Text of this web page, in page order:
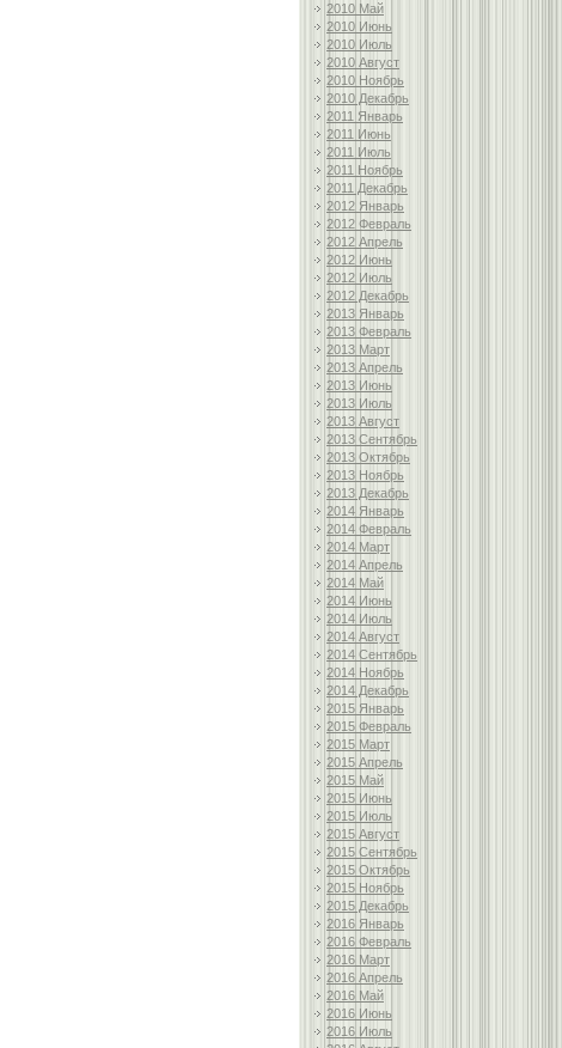
2010 Май
2010 Июнь
2010 Июль
2010 Август
2010 Ноябрь
2010 Декабрь
2011 Январь
2011 Июнь
2011 Июль
2011 Ноябрь
2011 Декабрь
2012 Январь
2012 Февраль
2012 Апрель
2012 Июнь
2012 Июль
2012 Декабрь
2013 Январь
2013 Февраль
2013 Март
2013 Апрель
2013 Июнь
2013 Июль
2013 Август
2013 Сентябрь
2013 Октябрь
2013 Ноябрь
2013 Декабрь
2014 Январь
2014 Февраль
2014 Март
2014 Апрель
2014 Май
2014 Июнь
2014 Июль
2014 Август
2014 Сентябрь
2014 Ноябрь
2014 Декабрь
2015 Январь
2015 Февраль
2015 Март
2015 Апрель
2015 Май
2015 Июнь
2015 Июль
2015 Август
2015 Сентябрь
2015 Октябрь
2015 Ноябрь
2015 Декабрь
2016 Январь
2016 Февраль
2016 Март
2016 Апрель
2016 Май
2016 Июнь
2016 Июль